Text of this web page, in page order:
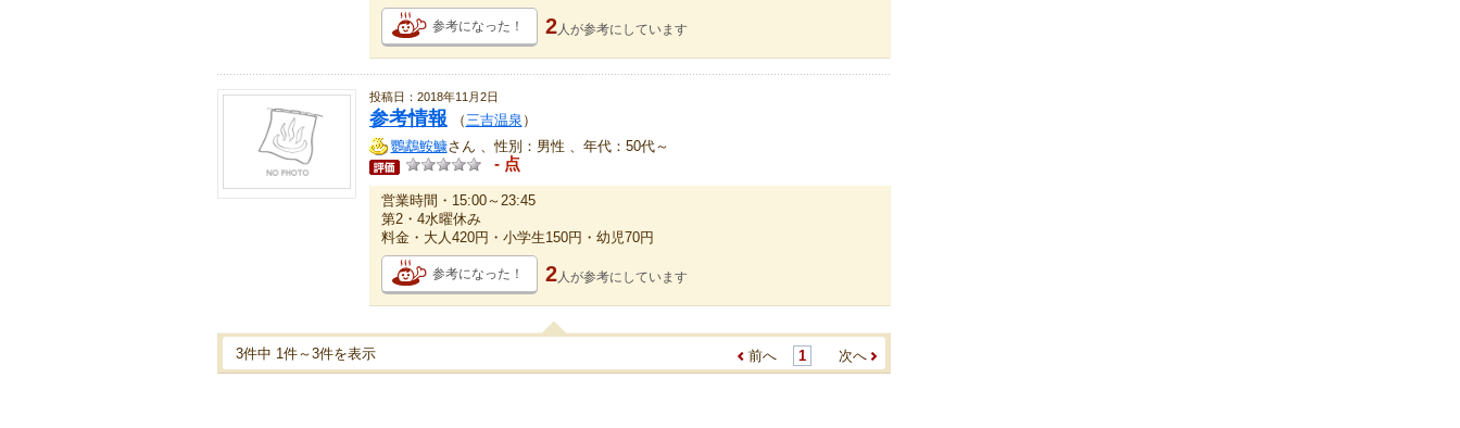
参考になった！ 2人が参考にしています
投稿日：2018年11月2日
参考情報 （三吉温泉 ）
鸚鵡鮟鱇さん 、性別：男性 、年代：50代～
- 点
営業時間・15:00～23:45
第2・4水曜休み
料金・大人420円・小学生150円・幼児70円
参考になった！ 2人が参考にしています
3件中 1件～3件を表示 前へ 1 次へ